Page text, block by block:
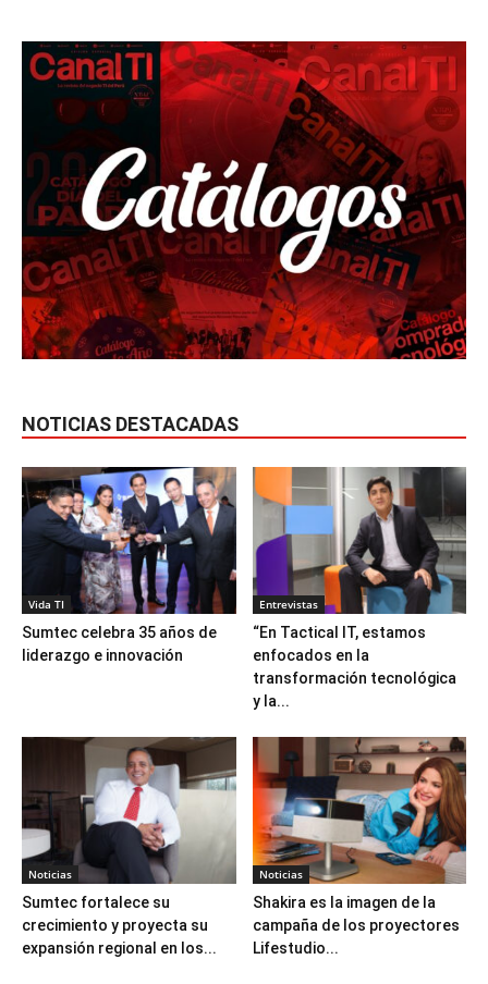
NOTICIAS DESTACADAS
Vida TI
Sumtec celebra 35 años de
liderazgo e innovación
Entrevistas
“En Tactical IT, estamos
enfocados en la
transformación tecnológica
y la...
Noticias
Sumtec fortalece su
crecimiento y proyecta su
expansión regional en los...
Noticias
Shakira es la imagen de la
campaña de los proyectores
Lifestudio...